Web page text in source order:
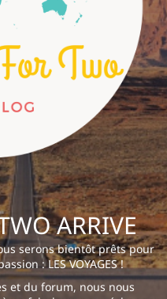
ARRIVE
serons bientôt prêts pour
: LES VOYAGES !
et du forum, nous nous